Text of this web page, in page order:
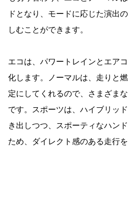
ドとなり、モードに応じた演出
しむことができます。
エコは、パワートレインとエア
化します。ノーマルは、走りと
定にしてくれるので、さまざま
です。スポーツは、ハイブリッ
き出しつつ、スポーティなハン
ため、ダイレクト感のある走行を